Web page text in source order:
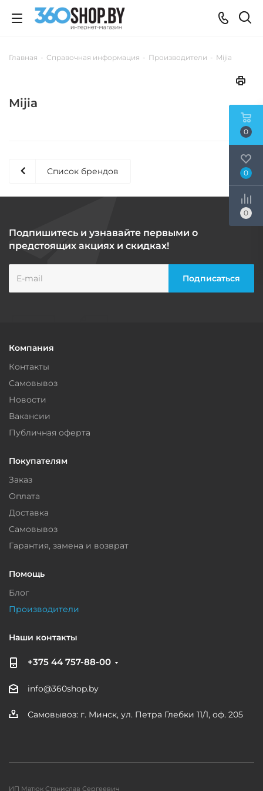
Главная - Справочная информация - Производители - Mijia
Mijia
Список брендов
Подпишитесь и узнавайте первыми о
предстоящих акциях и скидках!
Компания
Контакты
Самовывоз
Новости
Вакансии
Публичная оферта
Покупателям
Заказ
Оплата
Доставка
Самовывоз
Гарантия, замена и возврат
Помощь
Блог
Производители
Наши контакты
+375 44 757-88-00
info@360shop.by
Самовывоз: г. Минск, ул. Петра Глебки 11/1, оф. 205
ИП Матюк Станислав Сергеевич
0
0
0